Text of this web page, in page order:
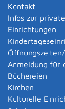
Kontakt
Infos zur
Einrichtungen
Anmeldung für
Büchereien
Kirchen
Kulturelle
Wenn Sie
von
Abständen
Die
(Messstelle)